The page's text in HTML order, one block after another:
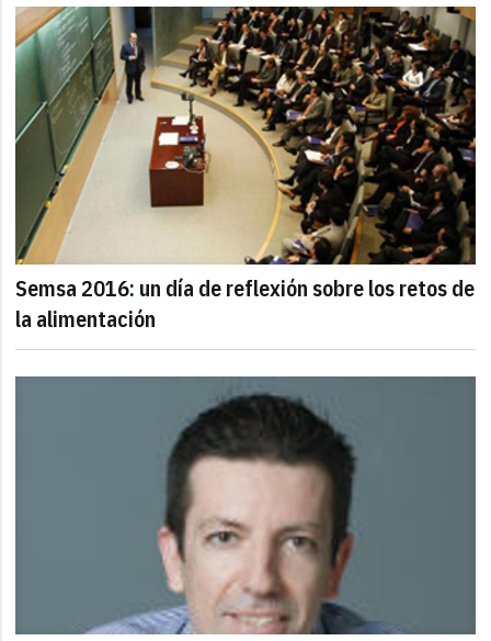
Semsa 2016: un día de reflexión sobre los retos de
la alimentación